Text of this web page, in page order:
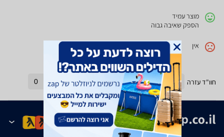
מוצר עמיד
הספק שאיבה גבוה
אין
חוו"ד עזרה 0 חוו"ד לא עזרה 0